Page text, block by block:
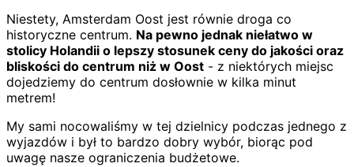
Niestety, Amsterdam Oost jest równie droga co
historyczne centrum. Na pewno jednak niełatwo w
stolicy Holandii o lepszy stosunek ceny do jakości oraz
bliskości do centrum niż w Oost - z niektórych miejsc
dojedziemy do centrum dosłownie w kilka minut
metrem!
My sami nocowaliśmy w tej dzielnicy podczas jednego z
wyjazdów i był to bardzo dobry wybór, biorąc pod
uwagę nasze ograniczenia budżetowe.